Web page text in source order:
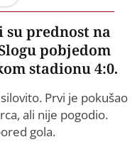
prednost na
pobjedom
stadionu 4:0.
Prvi je pokušao
ali nije pogodio.
gola.